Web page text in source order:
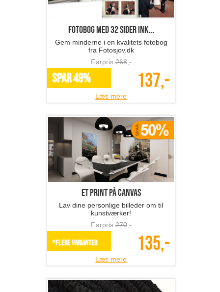
Fotobog med 32 sider ink...
Førpris
SPAR 49% 137,-
Læs mere
Et print på canvas
Førpris270 ,-